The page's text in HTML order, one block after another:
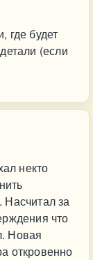
где будет
(если
некто
Насчитал за
что
Новая
откровенно